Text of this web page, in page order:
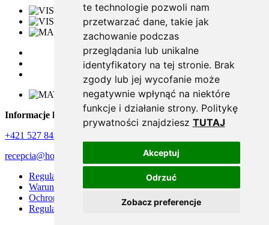
te technologie pozwoli nam
przetwarzać dane, takie jak
zachowanie podczas
przeglądania lub unikalne
identyfikatory na tej stronie. Brak
zgody lub jej wycofanie może
negatywnie wpłynąć na niektóre
funkcje i działanie strony. Politykę
prywatności znajdziesz TUTAJ
Akceptuj
Odrzuć
Zobacz preferencje
Informacje kontaktowe
+421 527 843 344
recepcia@hotelhills.sk
Regulamin reklamacji
Warunki handlowe
Ochrona danych osobowych
Regulamin zakwaterowania